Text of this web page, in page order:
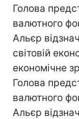
Голова
валютного
Альєр
світовій
економічне
Голова
валютного
Альєр